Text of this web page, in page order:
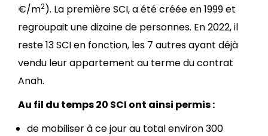
€/m2). La première SCI, a été créée en 1999 et
regroupait une dizaine de personnes. En 2022, il
reste 13 SCI en fonction, les 7 autres ayant déjà
vendu leur appartement au terme du contrat
Anah.
Au fil du temps 20 SCI ont ainsi permis :
de mobiliser à ce jour au total environ 300